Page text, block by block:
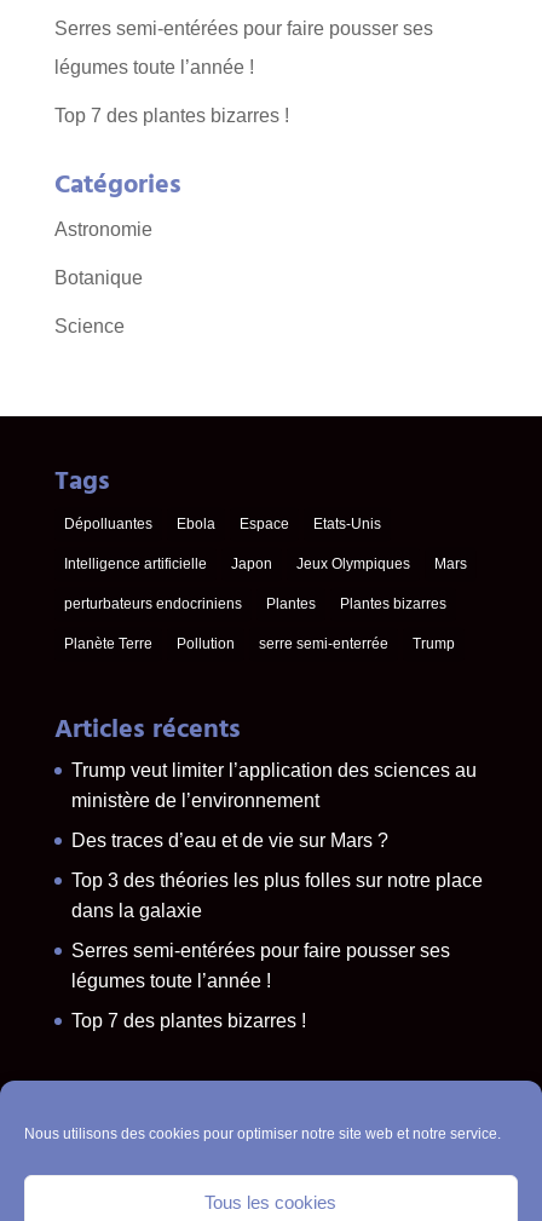
Nous utilisons des cookies pour optimiser notre site web et notre service.
Tous les cookies
Serres semi-entérées pour faire pousser ses
légumes toute l’année !
Top 7 des plantes bizarres !
Catégories
Astronomie
Botanique
Science
Tags
Dépolluantes Ebola Espace Etats-Unis
Intelligence artificielle Japon Jeux Olympiques Mars
perturbateurs endocriniens Plantes Plantes bizarres
Planète Terre Pollution serre semi-enterrée Trump
Articles récents
Trump veut limiter l’application des sciences au
ministère de l’environnement
Des traces d’eau et de vie sur Mars ?
Top 3 des théories les plus folles sur notre place
dans la galaxie
Serres semi-entérées pour faire pousser ses
légumes toute l’année !
Top 7 des plantes bizarres !